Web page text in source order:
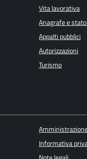
Vita lavorativa
Anagrafe e
Appalti pubblici
Autorizzazioni
Turismo
Informativa